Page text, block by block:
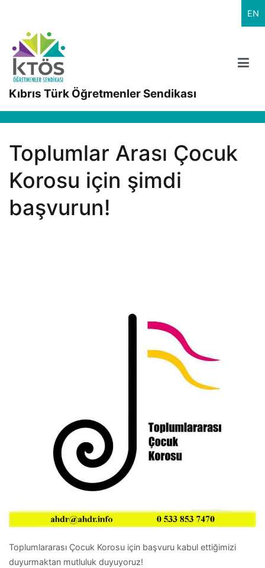
EN
Kıbrıs Türk Öğretmenler Sendikası
Toplumlar Arası Çocuk
Korosu için şimdi
başvurun!
Toplumlararası Çocuk Korosu için başvuru kabul ettiğimizi
duyurmaktan mutluluk duyuyoruz!